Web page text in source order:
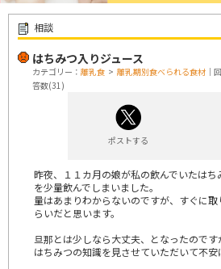
相談
はちみつ入りジュース
カテゴリー： 離乳食 > 離乳期別食べられる食材 ｜
答数(31)
ポストする
昨夜、１１カ月の娘が私の飲んでいたは
を少量飲んでしまいました。
量はあまりわからないのですが、すぐに
らいだと思います。
旦那とは少しなら大丈夫、となったので
はちみつの知識を見させていただいて不安